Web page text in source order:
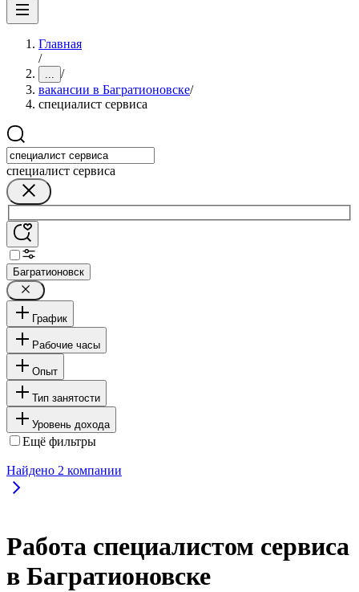
Главная
/
... /
вакансии в Багратионовске/
специалист сервиса
специалист сервиса
Багратионовск
График
Рабочие часы
Опыт
Тип занятости
Уровень дохода
Ещё фильтры
Найдено 2 компании
Работа специалистом сервиса
в Багратионовске